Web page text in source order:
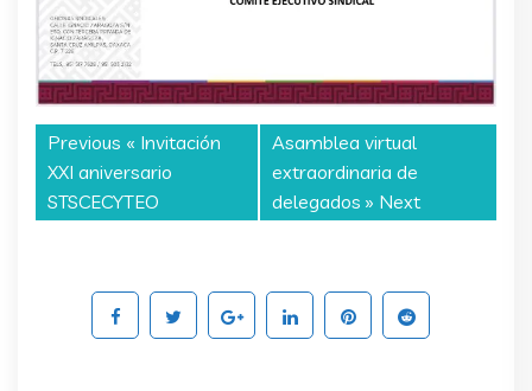
Previous « Invitación
XXI aniversario
STSCECYTEO
Asamblea virtual
extraordinaria de
delegados » Next